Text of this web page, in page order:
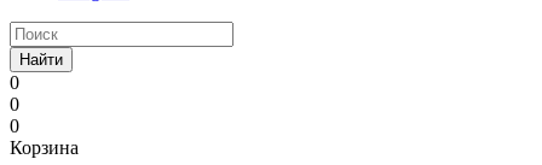
Найти
0
0
0
Корзина